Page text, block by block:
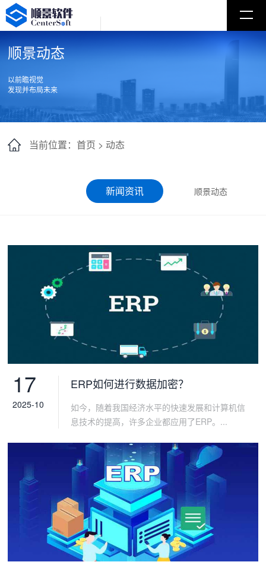
顺景动态
以前瞻视觉
发现并布局未来
当前位置：首页 > 动态
新闻资讯 顺景动态
17
2025-10
ERP如何进行数据加密？
如今，随着我国经济水平的快速发展和计算机信
息技术的提高，许多企业都应用了ERP。...